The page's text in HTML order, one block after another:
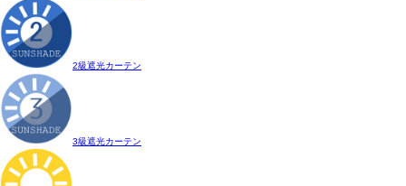
2級遮光カーテン
3級遮光カーテン